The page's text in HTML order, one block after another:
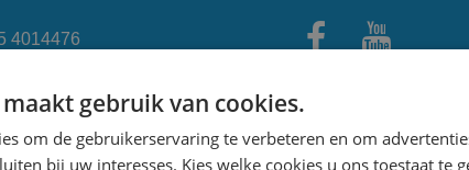
4014476
TOP DEALS!
gebruik van cookies.
om de gebruikerservaring te verbeteren en om
bij uw interesses. Kies welke cookies u ons toestaat te